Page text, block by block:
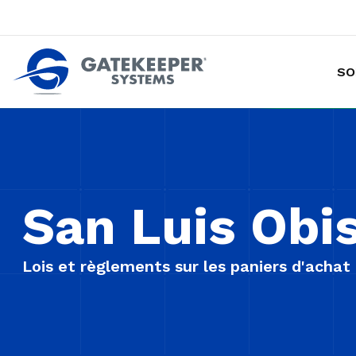
San Luis
Lois et règlements sur les paniers d'achat